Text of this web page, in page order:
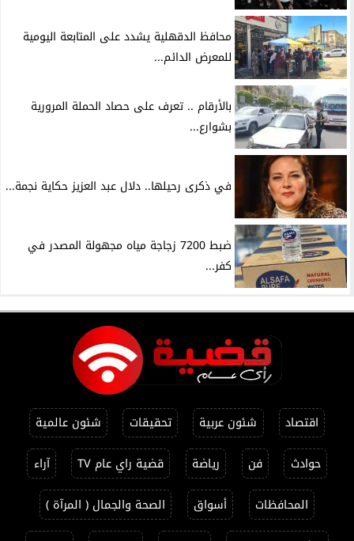
محافظ الدقهلية يشدد على المتابعة اليومية
للمعرض الدائم...
بالأرقام .. تعرف على حصاد الحملة المرورية
بشوارع...
في ذكرى رحيلها.. دلال عبد العزيز حكاية نجمة...
ضبط 7200 زجاجة مياه مجهولة المصدر في
كفر...
اقتصاد شئون عربية تحقيقات
شئون عالمية
حوادث
فن رياضة قضية راي عام TV
آراء
المحافظات
أسواق
الصحة والجمال ( المرآة )